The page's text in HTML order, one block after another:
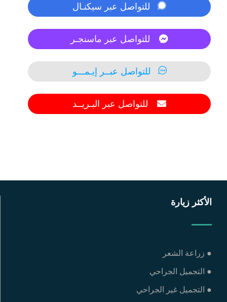
للتواصل عبر سيكنـال
للتواصل عبر ماسنجـر
للتواصل عبــر إيـمـــو
للتواصل عبر البـريــد
الأكثر زيارة
● زراعة الشعر
● التجميل الجراحي
● التجميل غير الجراحي